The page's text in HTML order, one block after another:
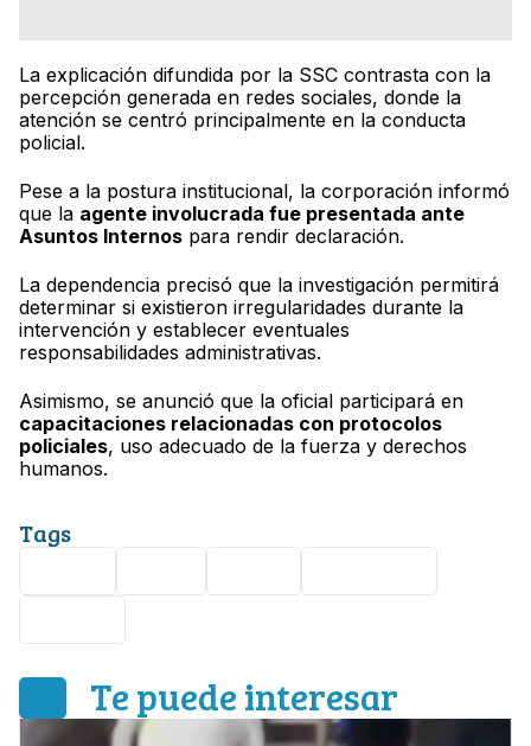
La explicación difundida por la SSC contrasta con la
percepción generada en redes sociales, donde la
atención se centró principalmente en la conducta
policial.
Pese a la postura institucional, la corporación informó
que la agente involucrada fue presentada ante
Asuntos Internos para rendir declaración.
La dependencia precisó que la investigación permitirá
determinar si existieron irregularidades durante la
intervención y establecer eventuales
responsabilidades administrativas.
Asimismo, se anunció que la oficial participará en
capacitaciones relacionadas con protocolos
policiales, uso adecuado de la fuerza y derechos
humanos.
Tags
Te puede interesar